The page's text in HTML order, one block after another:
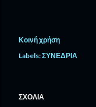
Κοινή χρήση
Labels:ΣΥΝΕΔΡΙΑ
ΣΧΌΛΙΑ